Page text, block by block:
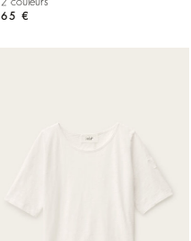
65 €